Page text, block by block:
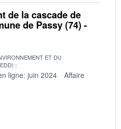
de la cascade de
de Passy (74) -
ET DU
ligne: juin 2024
Affaire